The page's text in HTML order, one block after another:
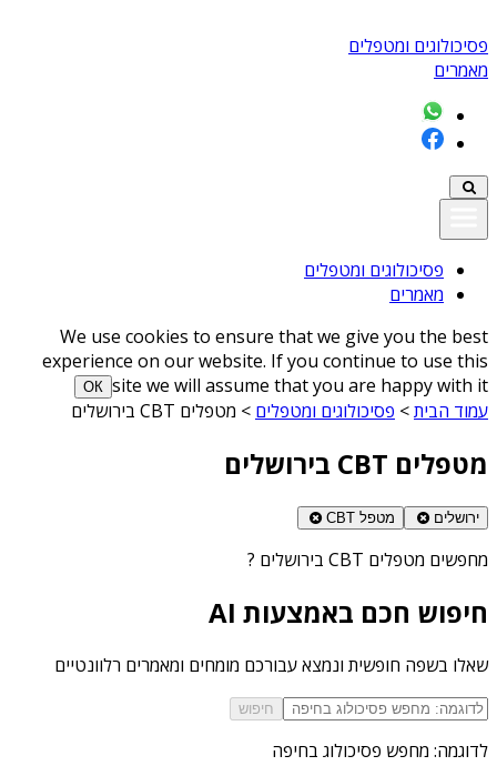
פסיכולוגים ומטפלים
מאמרים
פסיכולוגים ומטפלים
מאמרים
We use cookies to ensure that we give you the best
experience on our website. If you continue to use this
site we will assume that you are happy with it
ОК
עמוד הבית> פסיכולוגים ומטפלים > מטפלים CBT בירושלים
מטפלים CBT בירושלים
ירושלים מטפל CBT
מחפשים מטפלים CBT בירושלים ?
חיפוש חכם באמצעות AI
שאלו בשפה חופשית ונמצא עבורכם מומחים ומאמרים רלוונטיים
חיפוש
לדוגמה: מחפש פסיכולוג בחיפה